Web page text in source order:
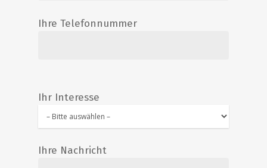
Ihre Telefonnummer
Ihr Interesse
Ihre Nachricht